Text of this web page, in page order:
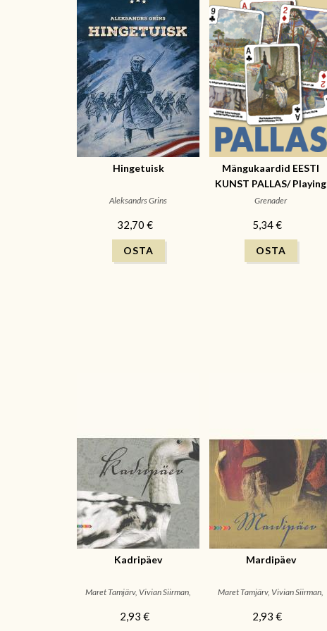
Hingetuisk
Aleksandrs Grins
32,70 €
Mängukaardid EESTI
KUNST PALLAS/ Playing
cards Estonian art
Grenader
5,34 €
Kadripäev
Maret Tamjärv, Vivian Siirman,
2,93 €
Mardipäev
Maret Tamjärv, Vivian Siirman,
2,93 €